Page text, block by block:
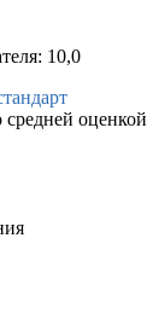
10,0
оценкой